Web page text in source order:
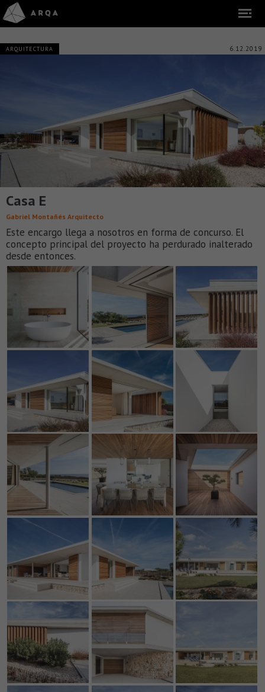
ARQUITECTURA 6.12.2019
Casa E
Gabriel Montañés Arquitecto
Este encargo llega a nosotros en forma de concurso. El
concepto principal del proyecto ha perdurado inalterado
desde entonces.